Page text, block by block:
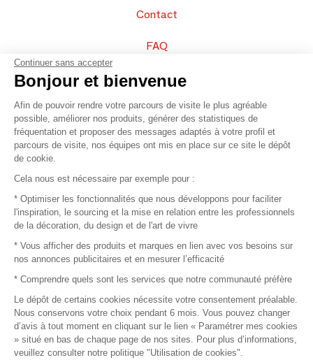
Contact
FAQ
Vendez vos produits
Plan du site
© 2016 –Organisation SAFI
Recrutement
Mentions légales
Conditions commerciales
Continuer sans accepter
Bonjour et bienvenue
Afin de pouvoir rendre votre parcours de visite le plus agréable
possible, améliorer nos produits, générer des statistiques de
fréquentation et proposer des messages adaptés à votre profil et
parcours de visite, nos équipes ont mis en place sur ce site le dépôt
de cookie.
Cela nous est nécessaire par exemple pour :
* Optimiser les fonctionnalités que nous développons pour faciliter
l'inspiration, le sourcing et la mise en relation entre les professionnels
de la décoration, du design et de l'art de vivre
* Vous afficher des produits et marques en lien avec vos besoins sur
nos annonces publicitaires et en mesurer l’efficacité
* Comprendre quels sont les services que notre communauté préfère
Le dépôt de certains cookies nécessite votre consentement préalable.
Nous conservons votre choix pendant 6 mois. Vous pouvez changer
d’avis à tout moment en cliquant sur le lien « Paramétrer mes cookies
» situé en bas de chaque page de nos sites. Pour plus d’informations,
veuillez consulter notre politique "Utilisation de cookies".